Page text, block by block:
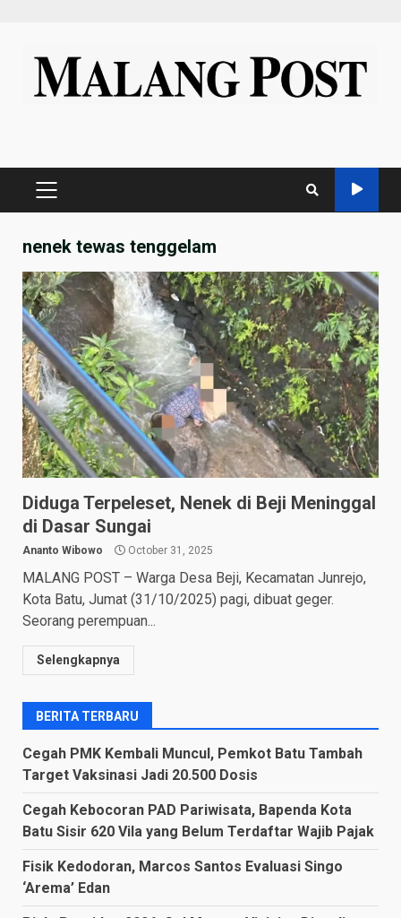
content
PRIMARY
nenek tewas tenggelam
Diduga Terpeleset, Nenek di Beji Meninggal
di Dasar Sungai
Ananto Wibowo October 31, 2025
MALANG POST – Warga Desa Beji, Kecamatan Junrejo,
Kota Batu, Jumat (31/10/2025) pagi, dibuat geger.
Seorang perempuan...
Selengkapnya
BERITA TERBARU
Cegah PMK Kembali Muncul, Pemkot Batu Tambah
Target Vaksinasi Jadi 20.500 Dosis
Cegah Kebocoran PAD Pariwisata, Bapenda Kota
Batu Sisir 620 Vila yang Belum Terdaftar Wajib Pajak
Fisik Kedodoran, Marcos Santos Evaluasi Singo
‘Arema’ Edan